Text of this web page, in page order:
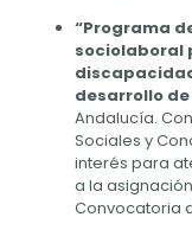
“Programa
sociolaboral
desarrollo
Andalucía.
Sociales y
interés para
a la asignación
Convocatoria